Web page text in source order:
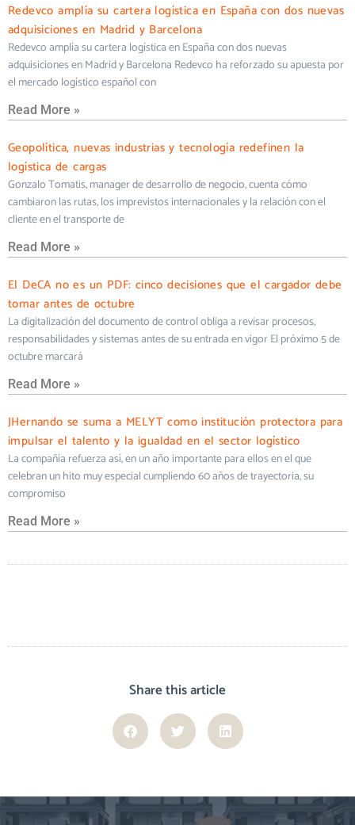
Redevco amplía su cartera logística en España con dos nuevas
adquisiciones en Madrid y Barcelona
Redevco amplía su cartera logística en España con dos nuevas
adquisiciones en Madrid y Barcelona Redevco ha reforzado su apuesta por
el mercado logístico español con
Read More »
Geopolítica, nuevas industrias y tecnología redefinen la
logística de cargas
Gonzalo Tomatis, manager de desarrollo de negocio, cuenta cómo
cambiaron las rutas, los imprevistos internacionales y la relación con el
cliente en el transporte de
Read More »
El DeCA no es un PDF: cinco decisiones que el cargador debe
tomar antes de octubre
La digitalización del documento de control obliga a revisar procesos,
responsabilidades y sistemas antes de su entrada en vigor El próximo 5 de
octubre marcará
Read More »
JHernando se suma a MELYT como institución protectora para
impulsar el talento y la igualdad en el sector logístico
La compañía refuerza así, en un año importante para ellos en el que
celebran un hito muy especial cumpliendo 60 años de trayectoria, su
compromiso
Read More »
Share this article